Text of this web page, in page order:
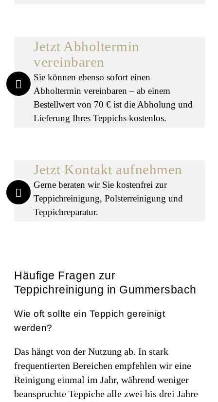
Jetzt Abholtermin
vereinbaren
Sie können ebenso sofort einen
Abholtermin vereinbaren – ab einem
Bestellwert von 70 € ist die Abholung und
Lieferung Ihres Teppichs kostenlos.
Jetzt Kontakt aufnehmen
Gerne beraten wir Sie kostenfrei zur
Teppichreinigung, Polsterreinigung und
Teppichreparatur.
Häufige Fragen zur
Teppichreinigung in Gummersbach
Wie oft sollte ein Teppich gereinigt
werden?
Das hängt von der Nutzung ab. In stark
frequentierten Bereichen empfehlen wir eine
Reinigung einmal im Jahr, während weniger
beanspruchte Teppiche alle zwei bis drei Jahre